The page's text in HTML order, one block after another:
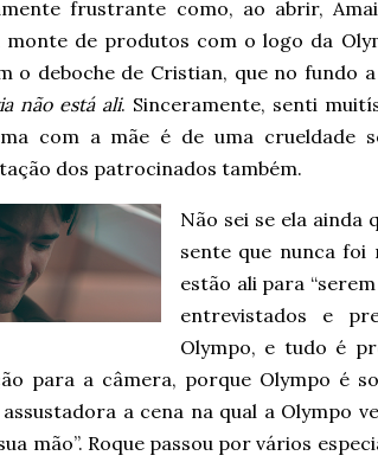
frustrante como, ao abrir,
monte de produtos com o logo da
o deboche de Cristian, que no fundo
não está ali. Sinceramente, senti
com a mãe é de uma crueldade
dos patrocinados também.
Não sei se ela ainda
sente que nunca foi
estão ali para
entrevistados e
Olympo, e tudo é
para a câmera, porque Olympo é
a cena na qual a Olympo
mão”. Roque passou por vários